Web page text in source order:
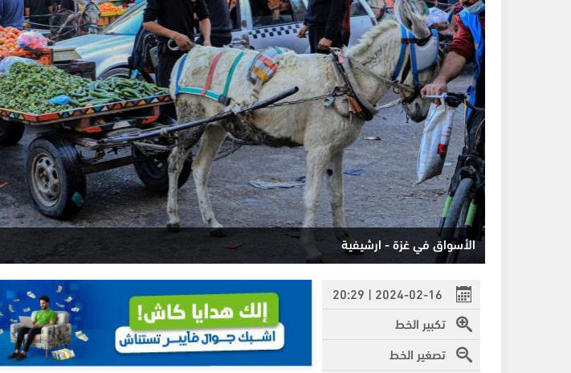
الأسواق في غزة - ارشيفية
2024-02-16 | 20:29
تكبير الخط
تصغير الخط